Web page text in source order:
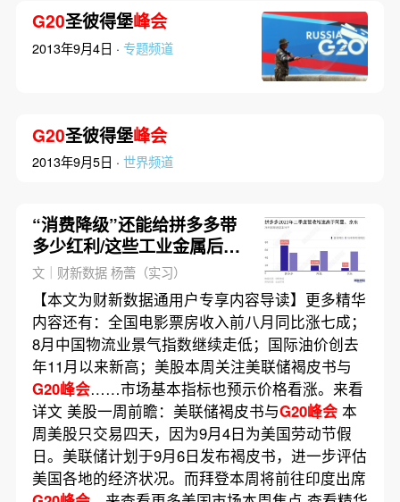
G20圣彼得堡峰会
2013年9月4日 · 专题频道
G20圣彼得堡峰会
2013年9月5日 · 世界频道
“消费降级”还能给拼多多带
多少红利/这些工业金属后市
有望走强｜数据精华
文｜财新数据 杨蕾（实习）
【本文为财新数据通用户专享内容导读】更多精华
内容还有：全国电影票房收入前八月同比涨七成；
8月中国物流业景气指数继续走低；国际油价创去
年11月以来新高；美股本周关注美联储褐皮书与
G20峰会……市场基本指标也预示价格看涨。来看
详文 美股一周前瞻：美联储褐皮书与G20峰会本
周美股只交易四天，因为9月4日为美国劳动节假
日。美联储计划于9月6日发布褐皮书，进一步评估
美国各地的经济状况。而拜登本周将前往印度出席